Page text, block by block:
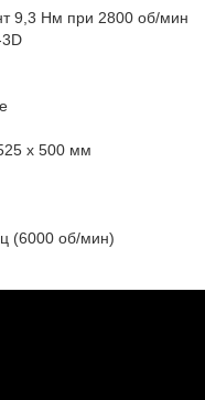
9,3 Нм при 2800 об/мин
х 500 мм
(6000 об/мин)